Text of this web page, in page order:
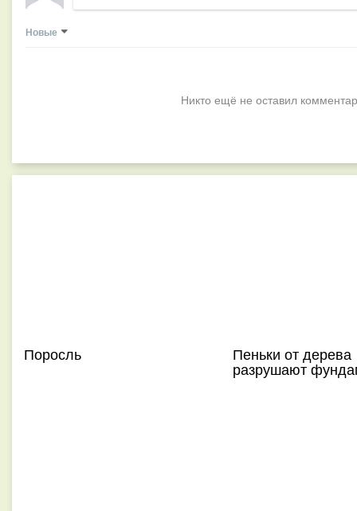
Новые
Никто ещё не оставил
Поросль Пеньки от дерева
разрушают